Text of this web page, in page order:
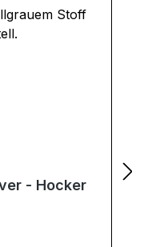
- Hocker